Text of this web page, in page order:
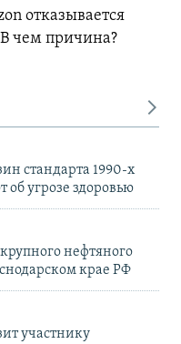
отказывается
чем причина?
стандарта 1990-х
об угрозе здоровью
нефтяного
крае РФ
участнику